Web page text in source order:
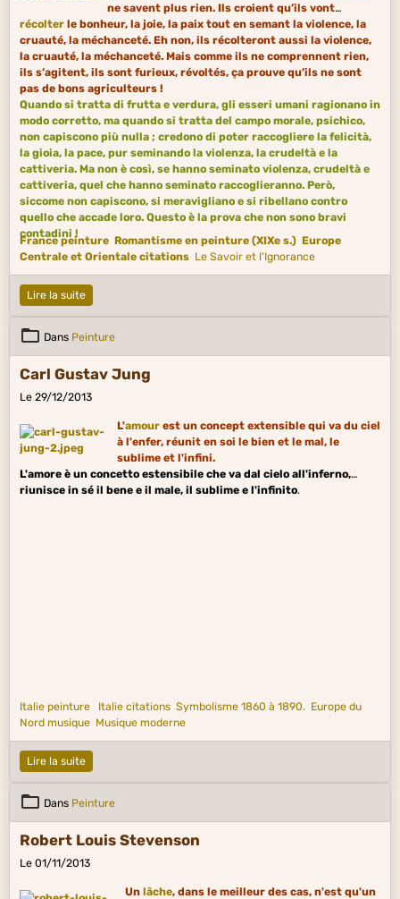
ne savent plus rien. Ils croient qu’ils vont
récolterle bonheur, la joie, la paix tout en semant la violence, la
cruauté, la méchanceté. Eh non, ils récolteront aussi la violence,
la cruauté, la méchanceté. Mais comme ils ne comprennent rien,
ils s’agitent, ils sont furieux, révoltés, ça prouve qu’ils ne sont
pas de bons agriculteurs !
Quando si tratta di frutta e verdura, gli esseri umani ragionano in
modo corretto, ma quando si tratta del campo morale, psichico,
non capiscono più nulla ; credono di poter raccogliere la felicità,
la gioia, la pace, pur seminando la violenza, la crudeltà e la
cattiveria. Ma non è così, se hanno seminato violenza, crudeltà e
cattiveria, quel che hanno seminato raccoglieranno. Però,
siccome non capiscono, si meravigliano e si ribellano contro
quello che accade loro. Questo è la prova che non sono bravi
contadini !
France peinture Romantisme en peinture (XIXe s.) Europe
Centrale et Orientale citations Le Savoir et l'Ignorance
Lire la suite
Dans Peinture
Carl Gustav Jung
Le 29/12/2013
L'amourest un concept extensible qui va du ciel
à l'enfer, réunit en soi le bien et le mal, le
sublime et l'infini.
L'amore è un concetto estensibile che va dal cielo all'inferno,
riunisce in sé il bene e il male, il sublime e l'infinito.
Italie peinture Italie citations Symbolisme 1860 à 1890. Europe du
Nord musique Musique moderne
Lire la suite
Dans Peinture
Robert Louis Stevenson
Le 01/11/2013
Un lâche, dans le meilleur des cas, n'est qu'un